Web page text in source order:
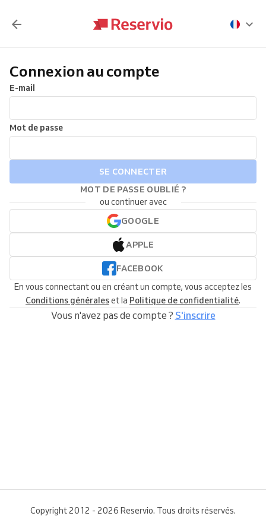
Connexion au compte
E-mail
Mot de passe
SE CONNECTER
MOT DE PASSE OUBLIÉ ?
ou continuer avec
GOOGLE
APPLE
FACEBOOK
En vous connectant ou en créant un compte, vous acceptez les
Conditions généraleset la Politique de confidentialité.
Vous n'avez pas de compte ? S'inscrire
Copyright 2012 - 2026 Reservio. Tous droits réservés.